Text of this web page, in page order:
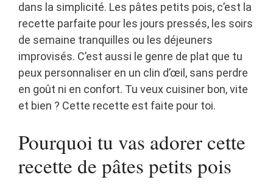
dans la simplicité. Les pâtes petits pois, c’est la
recette parfaite pour les jours pressés, les soirs
de semaine tranquilles ou les déjeuners
improvisés. C’est aussi le genre de plat que tu
peux personnaliser en un clin d’œil, sans perdre
en goût ni en confort. Tu veux cuisiner bon, vite
et bien ? Cette recette est faite pour toi.
Pourquoi tu vas adorer cette
recette de pâtes petits pois